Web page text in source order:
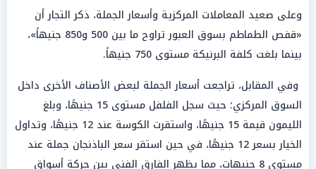
وعلى صعيد المعاملات المركزية وأسعار الجملة، ذكر التجار أن
«قفص الطماطم بسوق العبور تراوح ما بين 500 و850 جنيهاً»،
بينما بلغت كلفة البرنيكة مستوى 750 جنيهاً.
وفي المقابل، تراجعت أسعار الجملة لبعض الأصناف الأخرى داخل
السوق المركزي؛ حيث سجل الفلفل مستوى 15 جنيهًا، وبلغ
الليمون قيمة 15 جنيهًا، واستقرت الكوسة عند 12 جنيهًا، وتداول
الخيار بسعر 12 جنيهًا، في حين استقر سعر الباذنجان جملة عند
مستوى 8 جنيهات، مما يظهر الفارق الفني بين حركة أسواق